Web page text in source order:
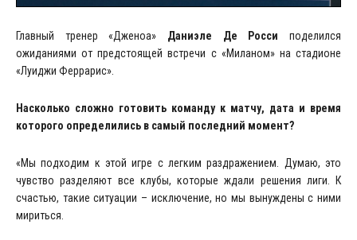
Главный тренер «Дженоа» Даниэле Де Росси поделился
ожиданиями от предстоящей встречи с «Миланом» на стадионе
«Луиджи Феррарис».
Насколько сложно готовить команду к матчу, дата и время
которого определились в самый последний момент?
«Мы подходим к этой игре с легким раздражением. Думаю, это
чувство разделяют все клубы, которые ждали решения лиги. К
счастью, такие ситуации – исключение, но мы вынуждены с ними
мириться.